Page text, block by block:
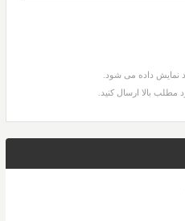
نمایش داده می شود.
بالا ارسال کنید.